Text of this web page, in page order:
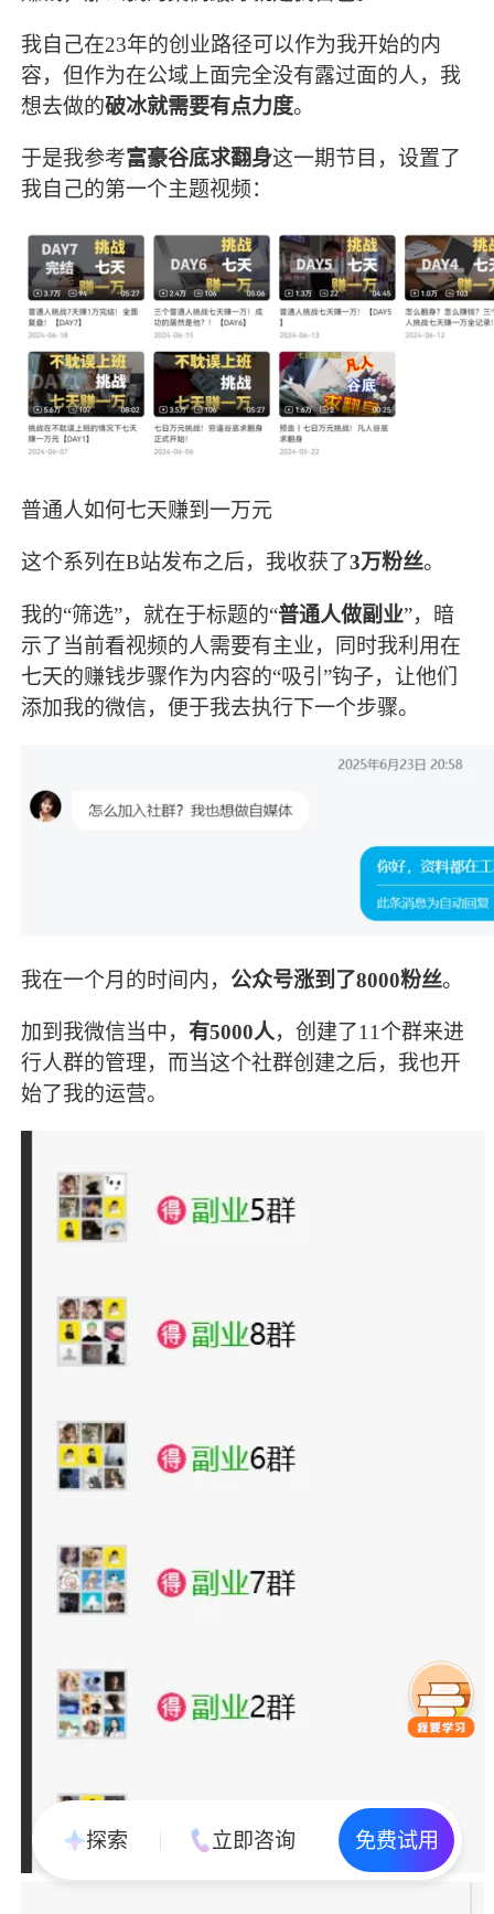
我自己在23年的创业路径可以作为我开始的内
容，但作为在公域上面完全没有露过面的人，我
想去做的破冰就需要有点力度。
于是我参考富豪谷底求翻身这一期节目，设置了
我自己的第一个主题视频：
普通人如何七天赚到一万元
这个系列在B站发布之后，我收获了3万粉丝。
我的“筛选”，就在于标题的“普通人做副业”，暗
示了当前看视频的人需要有主业，同时我利用在
七天的赚钱步骤作为内容的“吸引”钩子，让他们
添加我的微信，便于我去执行下一个步骤。
我在一个月的时间内， 公众号涨到了8000粉丝。
加到我微信当中，有5000人，创建了11个群来进
行人群的管理，而当这个社群创建之后，我也开
始了我的运营。
探索 立即咨询 免费试用